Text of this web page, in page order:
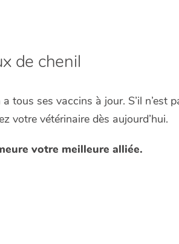
de chenil
tous ses vaccins à jour. S’il n’est
votre vétérinaire dès aujourd’hui.
votre meilleure alliée.